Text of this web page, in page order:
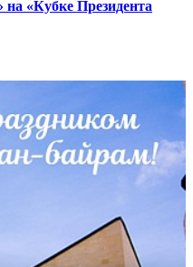
«Кубке Президента